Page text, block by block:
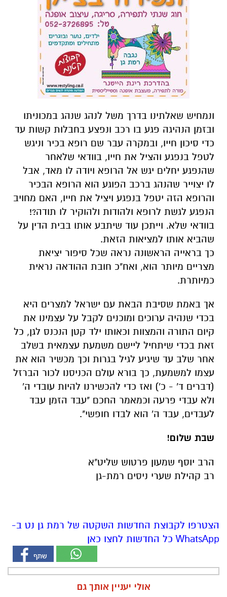
ונמחיש שאלתינו בדרך משל לנהג שנהג במכוניתו
ובזמן הנהיגה פגע בו רכב ונפצע בחבלות קשות עד
כדי סיכון חייו, ובמקרה עבר שם רופא בכיר וניגש
לטפל בנפגע והציל את חייו, בוודאי שלאחר
שהנפגע יחלים יגש אל הרופא ויודה לו מאד, אבל
לו יצוייר שהנהג ברכב הפוגע הוא הרופא הבכיר
והרופא הזה יטפל בנפגע ויציל את חייו, האם מחויב
הנפגע לגשת לרופא ולהודות ולהוקיר לו תודה?!
בוודאי שלא. וייתכן עוד שיתבע אותו בבית הדין על
שהביא אותו למציאות הזאת.
כך בראייה הראשונה נראה שכל סיפור יציאת
מצריים מיותר הוא, ואח"כ חובת ההודאה נראית
כמיותרת.
אך באמת שסיבת הבאת עם ישראל למצרים היא
בכדי שנהיה ערוכים ומוכנים לקבל על עצמינו את
קיום התורה והמצוות וכאותו ילד קטן הנכנס לגן, כל
זאת בכדי שיתחיל ליישם משמעת עצמאית בשלב
אחר שלב עד שיגיע לגיל בגרות וכך מכשיר הוא את
עצמו למשמעת, כך בורא עולם הכניסנו לכור הברזל
(דברים ד' - כ') ואז כדי להכשירנו להיות עובדי ה'
ולא עבדי פרעה וכמאמר החכם "עבד הזמן עבד
לעבדים, עבד ה' הוא לבדו חופשי".
שבת שלום!
הרב יוסף שמעון פרטוש שליט"א
רב קהילת שערי ניסים רמת-גן
הצטרפו לקבוצת החדשות השקטה של רמת גן נט ב-
WhatsApp כל החדשות לחצו כאן
אולי יעניין אותך גם